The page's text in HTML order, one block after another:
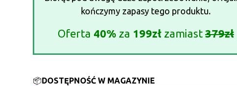
kończymy zapasy tego produktu.
Oferta 40% za 199zł zamiast 379zł
📦DOSTĘPNOŚĆ W MAGAZYNIE